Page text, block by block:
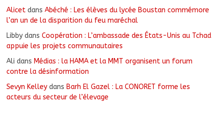
Alicet dansAbéché : Les élèves du lycée Boustan commémore
l’an un de la disparition du feu maréchal
Libby dansCoopération : L’ambassade des États-Unis au Tchad
appuie les projets communautaires
Ali dans Médias : la HAMA et la MMT organisent un forum
contre la désinformation
Sevyn Kelley dans Barh El Gazel : La CONORET forme les
acteurs du secteur de l’élevage